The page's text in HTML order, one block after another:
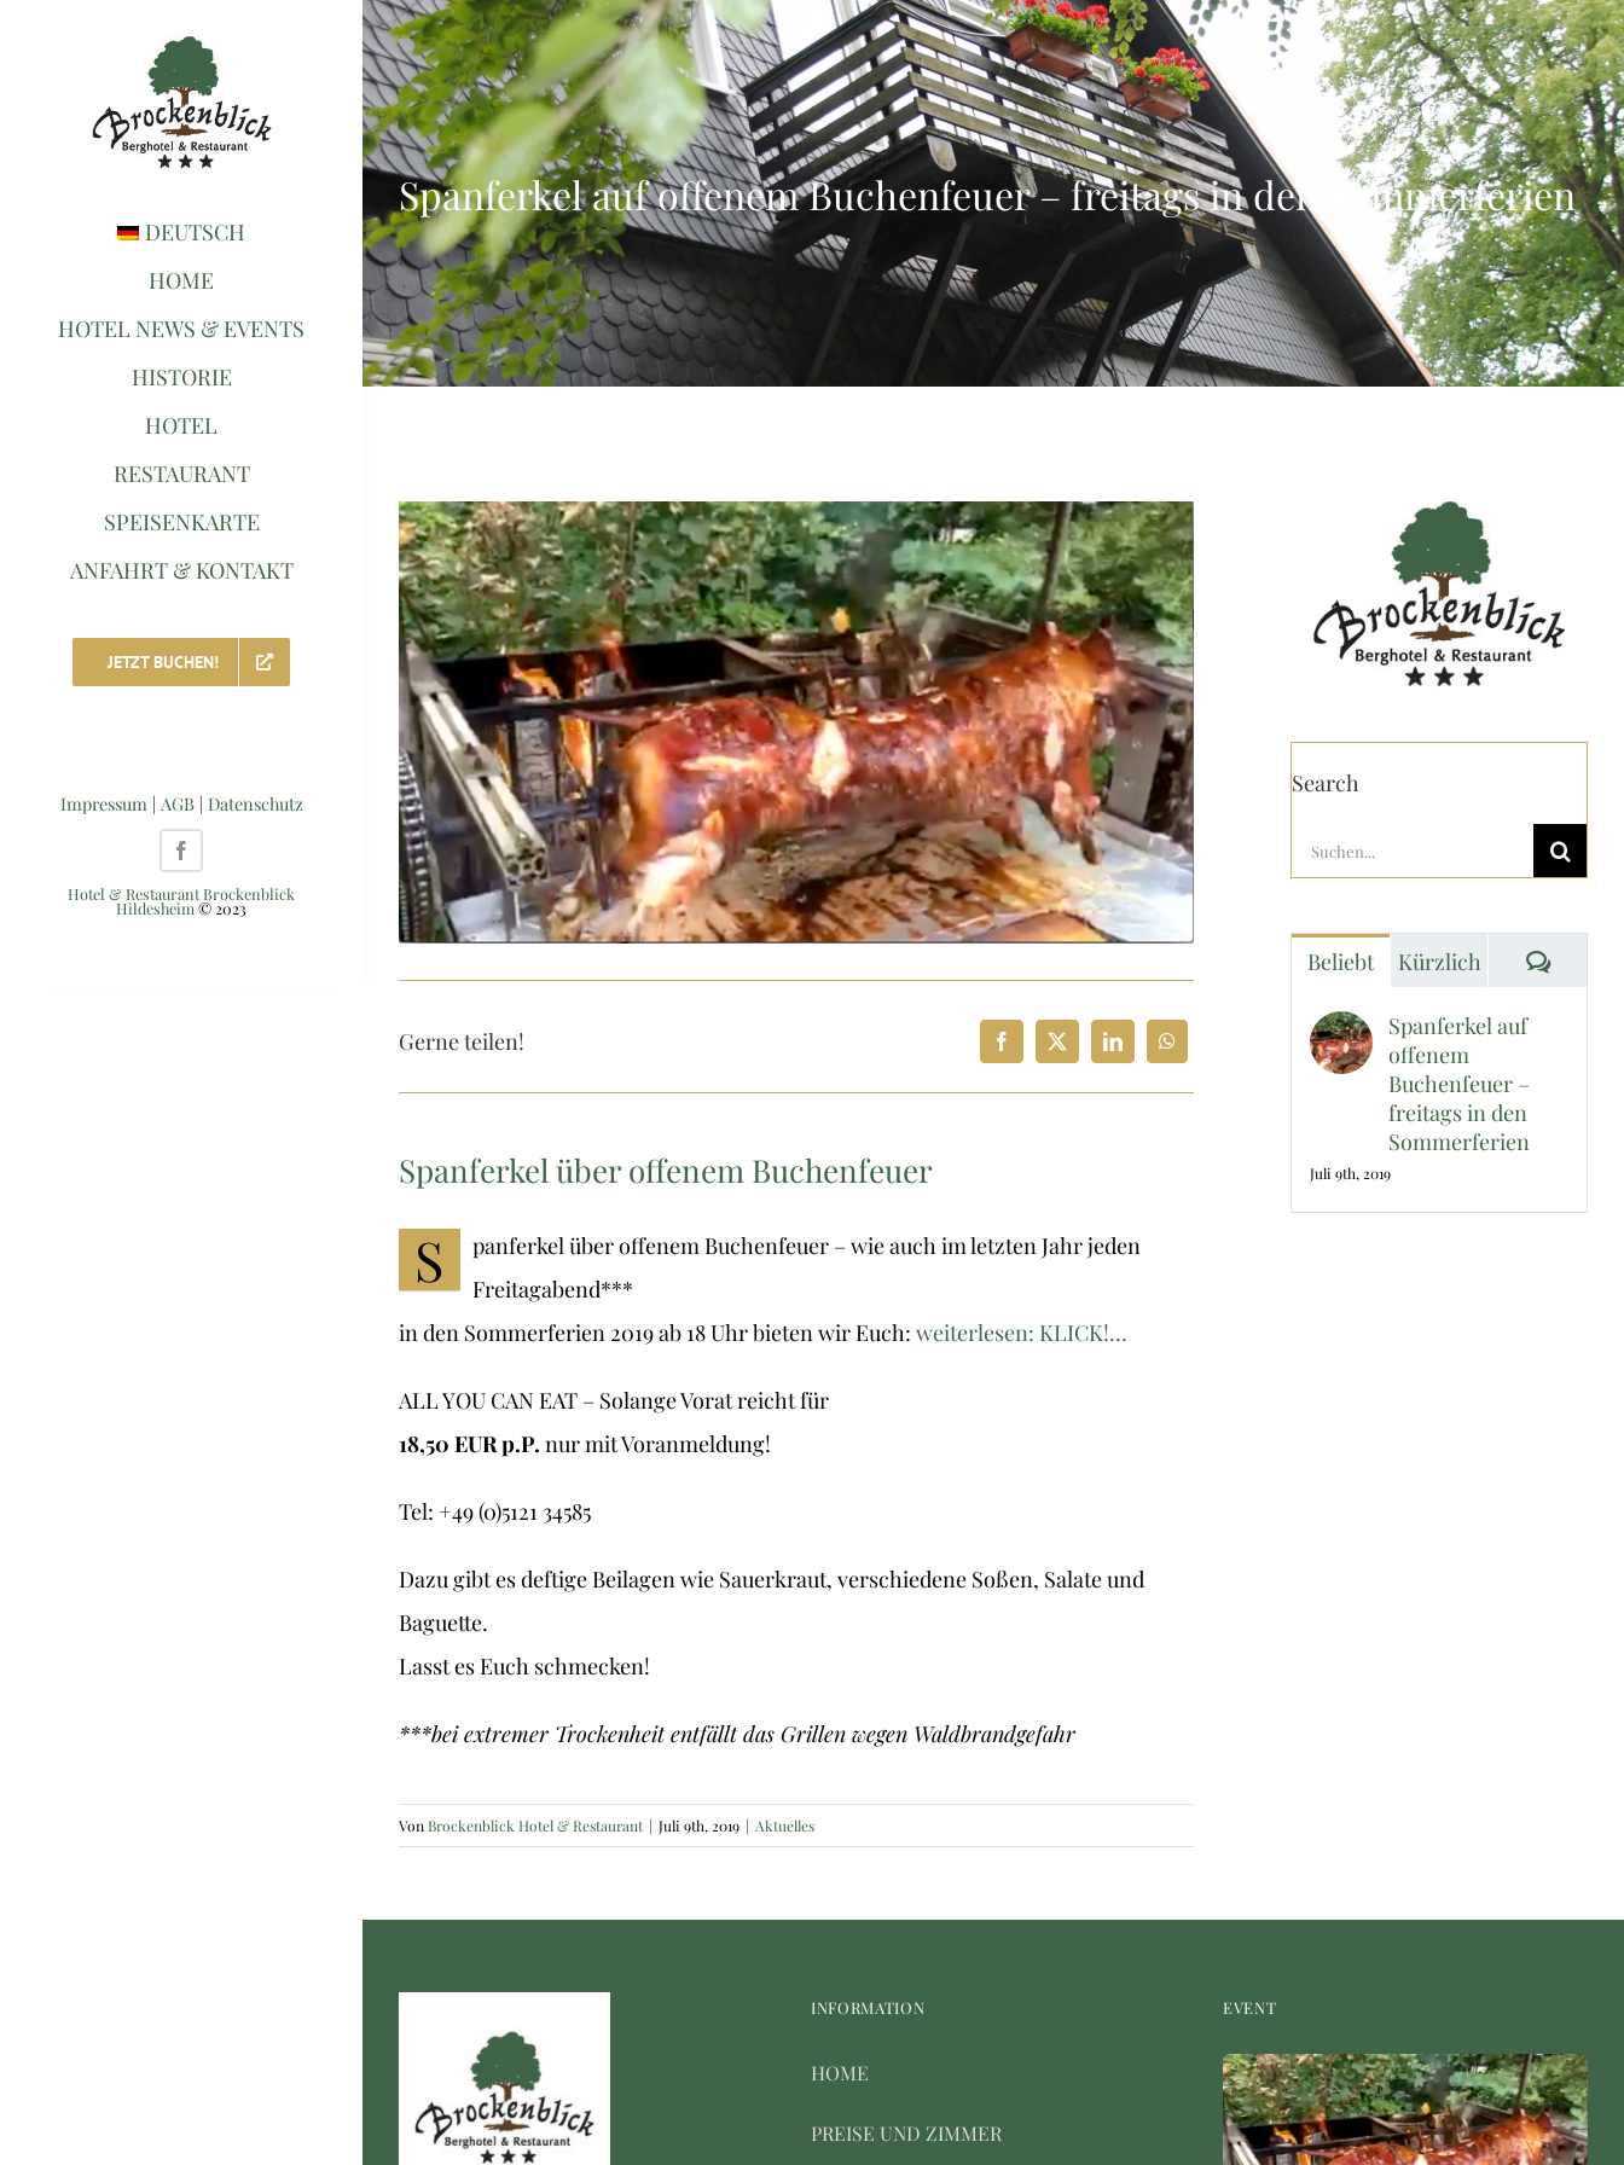
DEUTSCH
HOME
HOTEL NEWS & EVENTS
HISTORIE
HOTEL
RESTAURANT
SPEISENKARTE
ANFAHRT & KONTAKT
JETZT BUCHEN!
Impressum| AGB| Datenschutz
Hotel & Restaurant Brockenblick
Hildesheim © 2023
Spanferkel auf offenem Buchenfeuer – freitags in den Sommerferien
Zeige
grösseres
Bild
Gerne teilen!
Spanferkel über offenem Buchenfeuer
S
panferkel über offenem Buchenfeuer – wie auch im letzten Jahr jeden
Freitagabend***
in den Sommerferien 2019 ab 18 Uhr bieten wir Euch: weiterlesen: KLICK!…
ALL YOU CAN EAT – Solange Vorat reicht für
18,50 EUR p.P. nur mit Voranmeldung!
Tel: +49 (0)5121 34585
Dazu gibt es deftige Beilagen wie Sauerkraut, verschiedene Soßen, Salate und
Baguette.
Lasst es Euch schmecken!
***bei extremer Trockenheit entfällt das Grillen wegen Waldbrandgefahr
Von Brockenblick Hotel & Restaurant | Juli 9th, 2019 | Aktuelles
Search
Suche
nach:
Beliebt Kürzlich
Spanferkel auf
offenem
Buchenfeuer –
freitags in den
Sommerferien
Juli 9th, 2019
INFORMATION
HOME
PREISE UND ZIMMER
EVENT